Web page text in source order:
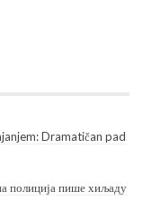
Dramatičan pad
полиција пише хиљаду